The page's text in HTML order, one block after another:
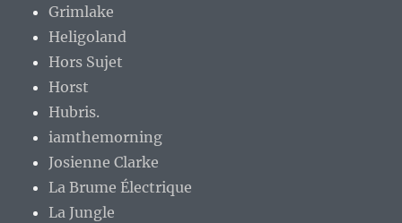
Grimlake
Heligoland
Hors Sujet
Horst
Hubris.
iamthemorning
Josienne Clarke
La Brume Électrique
La Jungle